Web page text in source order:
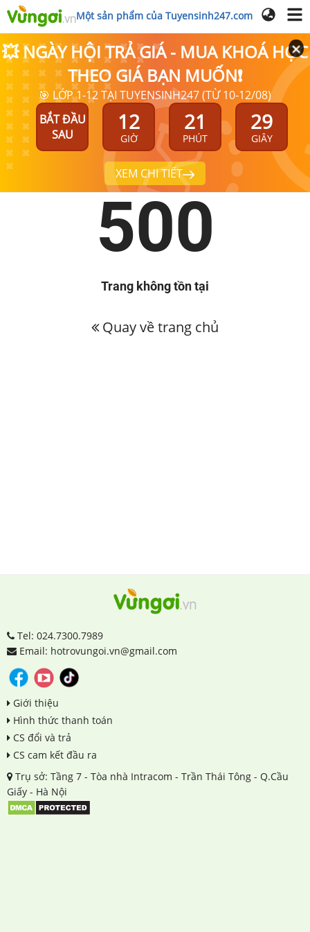
Một sản phẩm của Tuyensinh247.com
💥 NGÀY HỘI TRẢ GIÁ - MUA KHOÁ HỌC
THEO GIÁ BẠN MUỐN❗
🎯 LỚP 1-12 TẠI TUYENSINH247 (TỪ 10-12/08)
BẮT ĐẦU
SAU
12
GIỜ
21
PHÚT
29
GIÂY
XEM CHI TIẾT
500
Trang không tồn tại
Quay về trang chủ
Tel: 024.7300.7989
Email: hotrovungoi.vn@gmail.com
Giới thiệu
Hình thức thanh toán
CS đổi và trả
CS cam kết đầu ra
Trụ sở: Tầng 7 - Tòa nhà Intracom - Trần Thái Tông - Q.Cầu
Giấy - Hà Nội